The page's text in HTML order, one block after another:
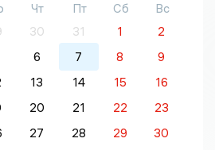
Чт Пт Сб
Вс
30 31 1
2
6 7 8
9
13 14 15
16
20 21 22
23
27 28 29
30